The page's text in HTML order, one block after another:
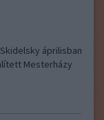
áprilisban
Mesterházy